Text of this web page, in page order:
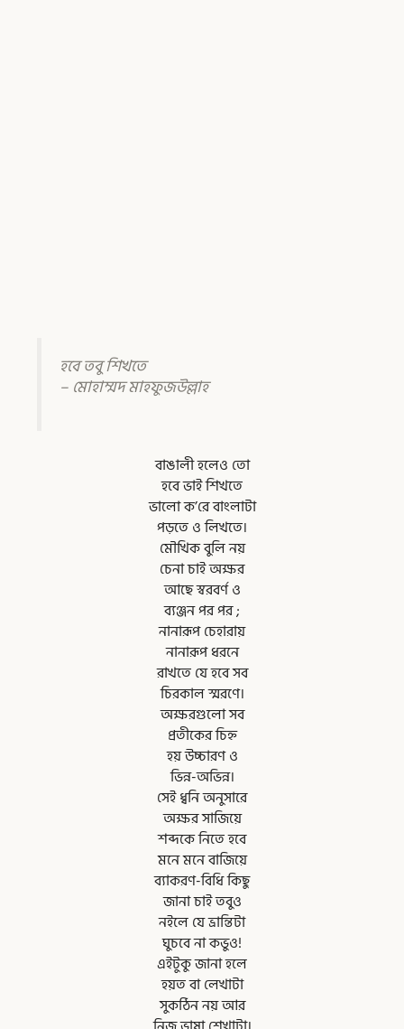
হবে তবু শিখতে
– মোহাম্মদ মাহফুজউল্লাহ
বাঙালী হলেও তো
হবে ভাই শিখতে
ভালো ক’রে বাংলাটা
পড়তে ও লিখতে।
মৌখিক বুলি নয়
চেনা চাই অক্ষর
আছে স্বরবর্ণ ও
ব্যঞ্জন পর পর ;
নানারূপ চেহারায়
নানারূপ ধরনে
রাখতে যে হবে সব
চিরকাল স্মরণে।
অক্ষরগুলো সব
প্রতীকের চিহ্ন
হয় উচ্চারণ ও
ভিন্ন-অভিন্ন।
সেই ধ্বনি অনুসারে
অক্ষর সাজিয়ে
শব্দকে নিতে হবে
মনে মনে বাজিয়ে
ব্যাকরণ-বিধি কিছু
জানা চাই তবুও
নইলে যে ভ্রান্তিটা
ঘুচবে না কভুও!
এইটুকু জানা হলে
হয়ত বা লেখাটা
সুকঠিন নয় আর